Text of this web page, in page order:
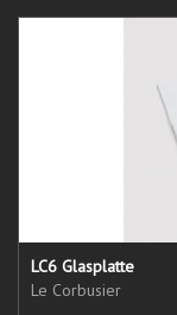
LC6 Glasplatte
Le Corbusier